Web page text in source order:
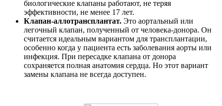
биологические клапаны работают, не теряя
эффективности, не менее 17 лет.
Клапан-аллотрансплантат. Это аортальный или
легочный клапан, полученный от человека-донора. Он
считается идеальным вариантом для трансплантации,
особенно когда у пациента есть заболевания аорты или
инфекция. При пересадке клапана от донора
сохраняется полная анатомия сердца. Но этот вариант
замены клапана не всегда доступен.